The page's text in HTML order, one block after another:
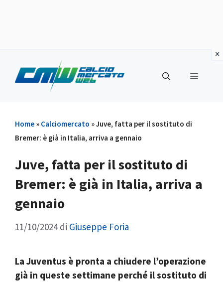
contenuto
Menu
Home » Calciomercato »Juve, fatta per il sostituto di
Bremer: è già in Italia, arriva a gennaio
Juve, fatta per il sostituto di
Bremer: è già in Italia, arriva a
gennaio
11/10/2024 di Giuseppe Foria
La Juventus è pronta a chiudere l’operazione
già in queste settimane perché il sostituto di